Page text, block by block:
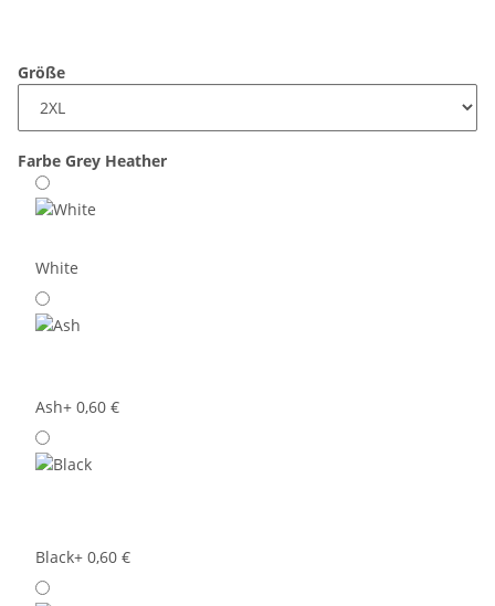
Größe
Farbe Grey Heather
White
Ash+ 0,60 €
Black+ 0,60 €